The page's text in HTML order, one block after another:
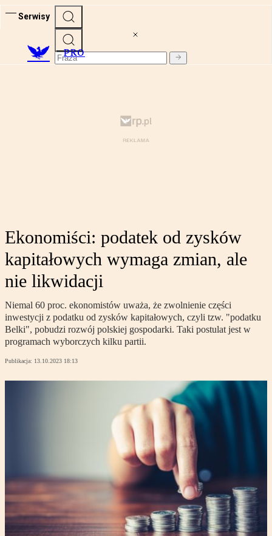
Serwisy
PRO
Ekonomiści: podatek od zysków
kapitałowych wymaga zmian, ale
nie likwidacji
Niemal 60 proc. ekonomistów uważa, że zwolnienie części
inwestycji z podatku od zysków kapitałowych, czyli tzw. "podatku
Belki", pobudzi rozwój polskiej gospodarki. Taki postulat jest w
programach wyborczych kilku partii.
Publikacja: 13.10.2023 18:13